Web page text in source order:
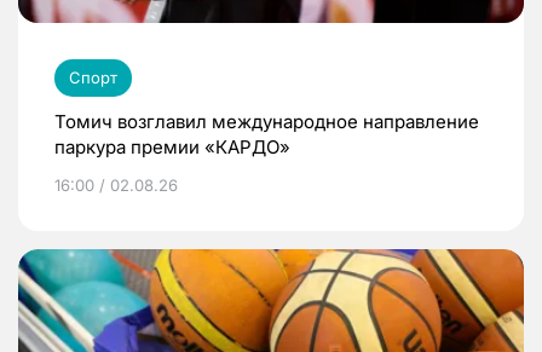
Спорт
Томич возглавил международное направление
паркура премии «КАРДО»
16:00 / 02.08.26